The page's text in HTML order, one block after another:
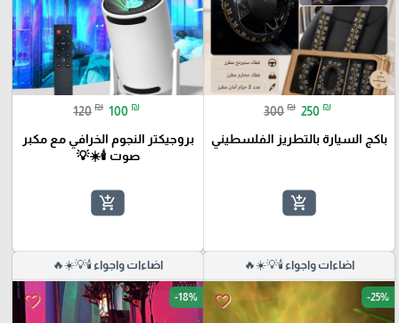
300 ₪ 250 ₪
باكج السيارة بالتطريز الفلسطيني
add_shopping_cart
120 ₪ 100 ₪
بروجيكتر النجوم الخرافي مع مكبر
صوت 🕯️☀️💡
add_shopping_cart
اضاءات واجواء 🕯️💡☀️🔥
favorite_border -25%
اضاءات واجواء 🕯️💡☀️🔥
favorite_border -18%